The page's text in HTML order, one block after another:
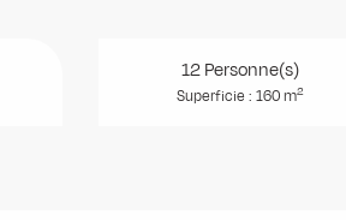
12 Personne(s)
Superficie : 160 m2